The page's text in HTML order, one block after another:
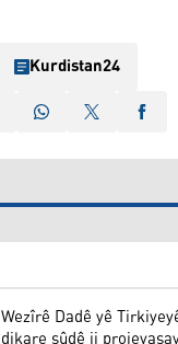
Kurdistan24
Wezîrê Dadê yê